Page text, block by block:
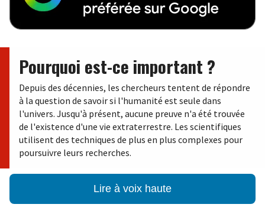
Pourquoi est-ce important ?
Depuis des décennies, les chercheurs tentent de répondre
à la question de savoir si l'humanité est seule dans
l'univers. Jusqu'à présent, aucune preuve n'a été trouvée
de l'existence d'une vie extraterrestre. Les scientifiques
utilisent des techniques de plus en plus complexes pour
poursuivre leurs recherches.
Lire à voix haute